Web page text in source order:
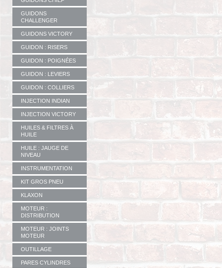
GUIDONS
CHALLENGER
GUIDONS VICTORY
GUIDON : RISERS
GUIDON : POIGNÉES
GUIDON : LEVIERS
GUIDON : COLLIERS
INJECTION INDIAN
INJECTION VICTORY
HUILES & FILTRES À
HUILE
HUILE : JAUGE DE
NIVEAU
INSTRUMENTATION
KIT GROS PNEU
KLAXON
MOTEUR :
DISTRIBUTION
MOTEUR : JOINTS
MOTEUR
OUTILLAGE
PARES CYLINDRES